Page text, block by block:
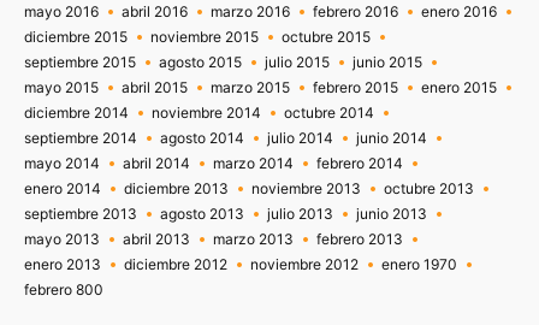
mayo 2016
abril 2016 marzo 2016 febrero 2016
enero 2016
diciembre 2015
noviembre 2015
octubre 2015
septiembre 2015
agosto 2015 julio 2015
junio 2015
mayo 2015
abril 2015 marzo 2015 febrero 2015
enero 2015
diciembre 2014
noviembre 2014
octubre 2014
septiembre 2014
agosto 2014 julio 2014
junio 2014
mayo 2014
abril 2014 marzo 2014
febrero 2014
enero 2014
diciembre 2013 noviembre 2013
octubre 2013
septiembre 2013
agosto 2013 julio 2013
junio 2013
mayo 2013
abril 2013 marzo 2013
febrero 2013
enero 2013
diciembre 2012 noviembre 2012
enero 1970
febrero 800